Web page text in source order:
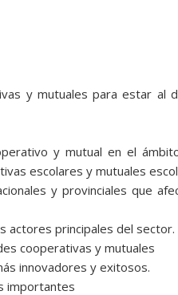
y mutuales para estar al
y mutual en el
escolares y mutuales
y provinciales que
actores principales del sector.
cooperativas y mutuales
innovadores y exitosos.
importantes